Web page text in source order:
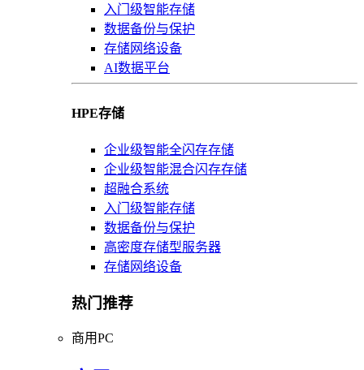
入门级智能存储
数据备份与保护
存储网络设备
AI数据平台
HPE存储
企业级智能全闪存存储
企业级智能混合闪存存储
超融合系统
入门级智能存储
数据备份与保护
高密度存储型服务器
存储网络设备
热门推荐
商用PC